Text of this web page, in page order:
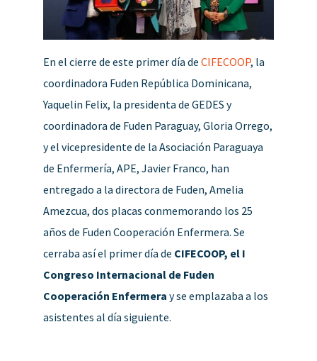
En el cierre de este primer día de CIFECOOP, la
coordinadora Fuden República Dominicana,
Yaquelin Felix, la presidenta de GEDES y
coordinadora de Fuden Paraguay, Gloria Orrego,
y el vicepresidente de la Asociación Paraguaya
de Enfermería, APE, Javier Franco, han
entregado a la directora de Fuden, Amelia
Amezcua, dos placas conmemorando los 25
años de Fuden Cooperación Enfermera. Se
cerraba así el primer día de CIFECOOP, el I
Congreso Internacional de Fuden
Cooperación Enfermera y se emplazaba a los
asistentes al día siguiente.